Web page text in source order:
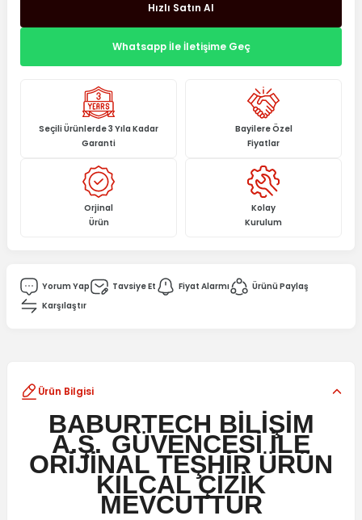
Hızlı Satın Al
Whatsapp İle İletişime Geç
Seçili Ürünlerde 3 Yıla Kadar
Garanti
Bayilere Özel
Fiyatlar
Orjinal
Ürün
Kolay
Kurulum
Yorum Yap Tavsiye Et Fiyat Alarmı
Ürünü Paylaş
Karşılaştır
Ürün Bilgisi
BABURTECH BİLİŞİM
A.Ş. GÜVENCESİ İLE
ORİJİNAL TEŞHİR ÜRÜN
KILCAL ÇİZİK
MEVCUTTUR